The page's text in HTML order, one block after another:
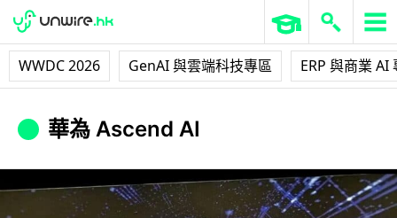
WWDC 2026 GenAI 與雲端科技專區 ERP 與商業 AI
華為 Ascend AI